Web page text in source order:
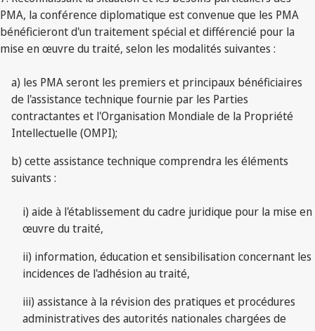
PMA, la conférence diplomatique est convenue que les PMA
bénéficieront d'un traitement spécial et différencié pour la
mise en œuvre du traité, selon les modalités suivantes :
a) les PMA seront les premiers et principaux bénéficiaires
de l'assistance technique fournie par les Parties
contractantes et l'Organisation Mondiale de la Propriété
Intellectuelle (OMPI);
b) cette assistance technique comprendra les éléments
suivants :
i) aide à l'établissement du cadre juridique pour la mise en
œuvre du traité,
ii) information, éducation et sensibilisation concernant les
incidences de l'adhésion au traité,
iii) assistance à la révision des pratiques et procédures
administratives des autorités nationales chargées de